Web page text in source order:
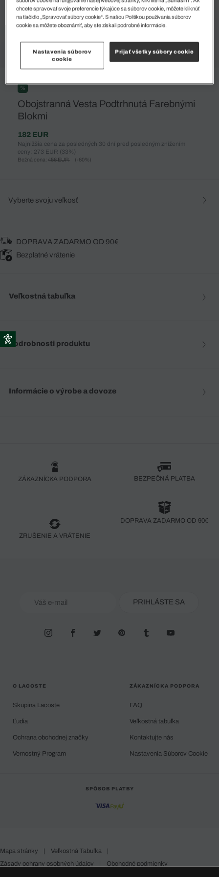
%
Obojstranná Vesta Podtrhnutá Farebnými
Blokmi
182 EUR
Najnižšia cena za posledných 30 dní pred posledným znížením
ceny: 273 EUR (33%)
Bežná cena: 456 EUR (-60%)
Vyberte svoju veľkosť
DOPRAVA ZADARMO OD 90€
Bezplatné vrátenie
Veľkostná tabuľka
Podrobnosti produktu
Informácie o výrobe a dovoze
ZÁKAZNÍCKA PODPORA BEZPEČNÁ PLATBA
ZRUŠENIE A VRÁTENIE
DOPRAVA ZADARMO OD 90€
PRIHLÁSTE SA
O LACOSTE
Skupina Lacoste
Ľudia
Ochrana obchodnej značky
Vernostný Program
ZÁKAZNÍCKA PODPORA
FAQ
Veľkostná tabuľka
Kontaktujte nás
Nastavenia Súborov Cookie
SPÔSOB PLATBY
Mapa stránky | Veľkostná Tabuľka
|
Zásady ochrany osobných údajov
| Obchodné podmienky
chcete spravovať svoje preferencie týkajúce sa súborov cookie, môžete kliknúť
na tlačidlo „Spravovať súbory cookie“. S našou Politikou používania súborov
cookie sa môžete oboznámiť, aby ste získali podrobné informácie.
Nastavenia súborov
cookie
Prijať všetky súbory cookie